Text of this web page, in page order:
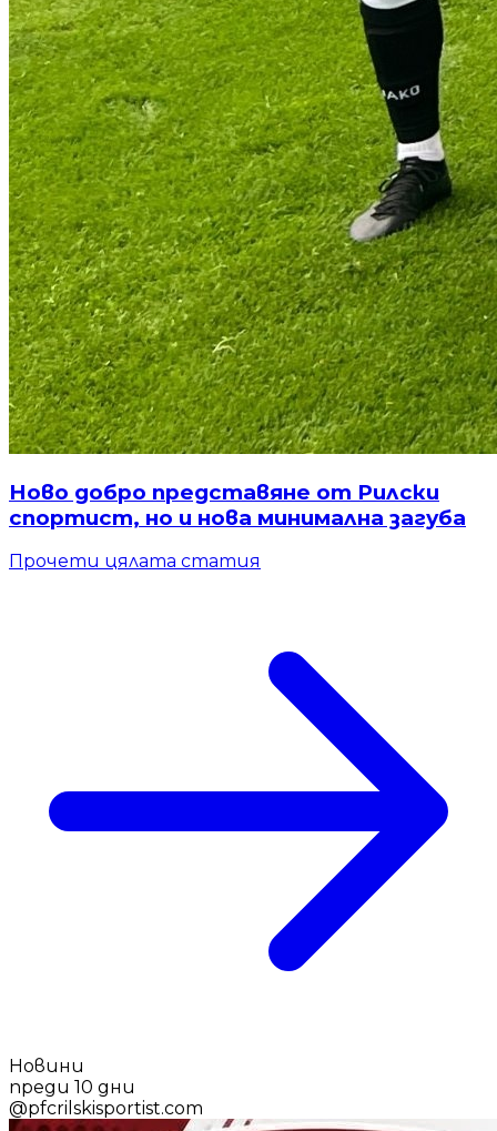
Ново добро представяне от Рилски
спортист, но и нова минимална загуба
Прочети цялата статия
Новини
преди 10 дни
@pfcrilskisportist.com